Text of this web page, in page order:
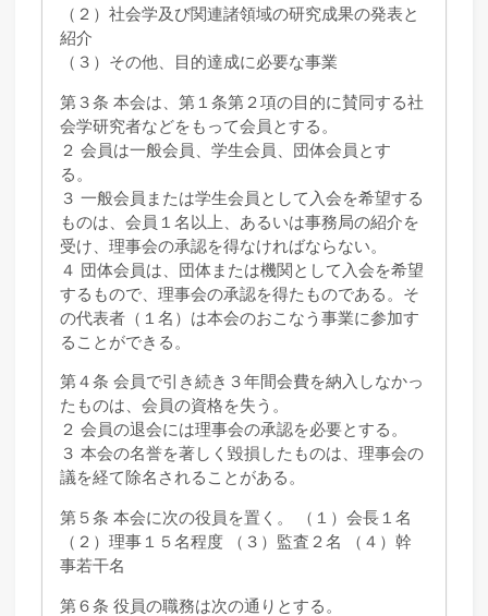
（２）社会学及び関連諸領域の研究成果の発表と
紹介
（３）その他、目的達成に必要な事業
第３条 本会は、第１条第２項の目的に賛同する社
会学研究者などをもって会員とする。
２ 会員は一般会員、学生会員、団体会員とす
る。
３ 一般会員または学生会員として入会を希望する
ものは、会員１名以上、あるいは事務局の紹介を
受け、理事会の承認を得なければならない。
４ 団体会員は、団体または機関として入会を希望
するもので、理事会の承認を得たものである。そ
の代表者（１名）は本会のおこなう事業に参加す
ることができる。
第４条 会員で引き続き３年間会費を納入しなかっ
たものは、会員の資格を失う。
２ 会員の退会には理事会の承認を必要とする。
３ 本会の名誉を著しく毀損したものは、理事会の
議を経て除名されることがある。
第５条 本会に次の役員を置く。 （１）会長１名
（２）理事１５名程度 （３）監査２名 （４）幹
事若干名
第６条 役員の職務は次の通りとする。